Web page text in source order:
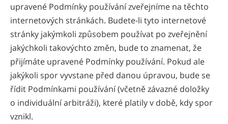
upravené Podmínky používání zveřejníme na těchto
internetových stránkách. Budete-li tyto internetové
stránky jakýmkoli způsobem používat po zveřejnění
jakýchkoli takovýchto změn, bude to znamenat, že
přijímáte upravené Podmínky používání. Pokud ale
jakýkoli spor vyvstane před danou úpravou, bude se
řídit Podmínkami používání (včetně závazné doložky
o individuální arbitráži), které platily v době, kdy spor
vznikl.